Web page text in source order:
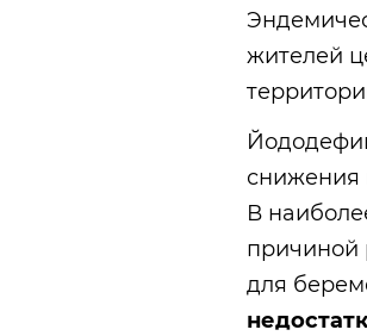
жителей
снижения
В
причиной
для